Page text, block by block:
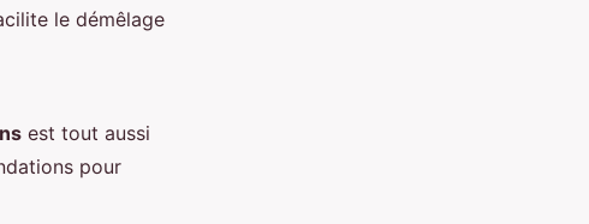
le démêlage
est tout aussi
pour